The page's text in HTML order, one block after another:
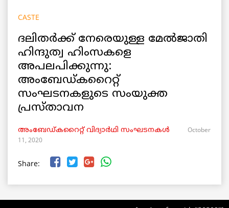
CASTE
ദലിതർക്ക് നേരെയുള്ള മേൽജാതി
ഹിന്ദുത്വ ഹിംസകളെ
അപലപിക്കുന്നു:
അംബേഡ്കറൈറ്റ്
സംഘടനകളുടെ സംയുക്ത
പ്രസ്താവന
അംബേഡ്കറൈറ്റ് വിദ്യാർഥി സംഘടനകൾ
October
11, 2020
Share: